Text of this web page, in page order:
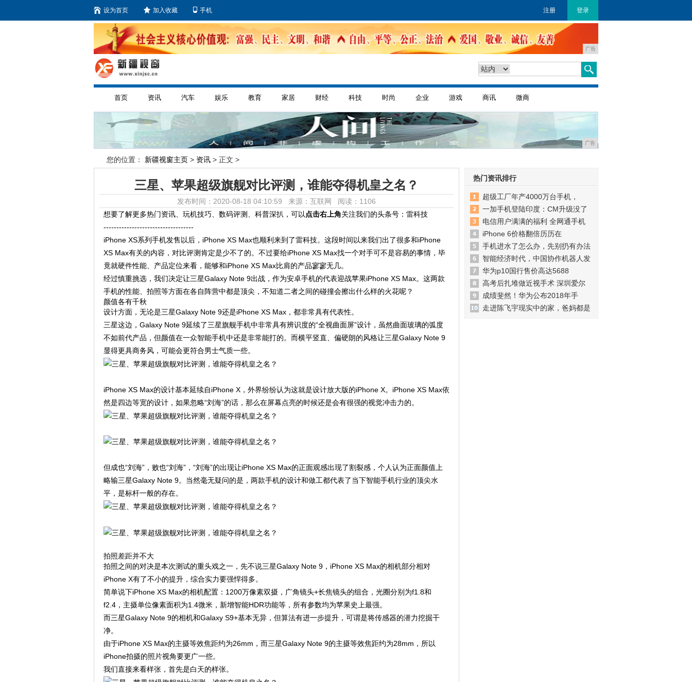
设为首页 加入收藏 手机 注册 登录
广告
首页 资讯 汽车 娱乐 教育 家居 财经 科技 时尚 企业 游戏 商讯 微商
广告
您的位置： 新疆视窗主页 > 资讯 > 正文 >
三星、苹果超级旗舰对比评测，谁能夺得机皇之名？
发布时间：2020-08-18 04:10:59 来源：互联网 阅读：1106
想要了解更多热门资讯、玩机技巧、数码评测、科普深扒，可以 点击右上角关注我们的头条号：雷科技
-----------------------------------
iPhone XS系列手机发售以后，iPhone XS Max也顺利来到了雷科技。这段时间以来我们出了很多和iPhone
XS Max有关的内容，对比评测肯定是少不了的。不过要给iPhone XS Max找一个对手可不是容易的事情，毕
竟就硬件性能、产品定位来看，能够和iPhone XS Max比肩的产品寥寥无几。
经过慎重挑选，我们决定让三星Galaxy Note 9出战，作为安卓手机的代表迎战苹果iPhone XS Max。这两款
手机的性能、拍照等方面在各自阵营中都是顶尖，不知道二者之间的碰撞会擦出什么样的火花呢？
颜值各有千秋
设计方面，无论是三星Galaxy Note 9还是iPhone XS Max，都非常具有代表性。
三星这边，Galaxy Note 9延续了三星旗舰手机中非常具有辨识度的“全视曲面屏”设计，虽然曲面玻璃的弧度
不如前代产品，但颜值在一众智能手机中还是非常能打的。而横平竖直、偏硬朗的风格让三星Galaxy Note 9
显得更具商务风，可能会更符合男士气质一些。
iPhone XS Max的设计基本延续自iPhone X，外界纷纷认为这就是设计放大版的iPhone X。iPhone XS Max依
然是四边等宽的设计，如果忽略“刘海”的话，那么在屏幕点亮的时候还是会有很强的视觉冲击力的。
但成也“刘海”，败也“刘海”，“刘海”的出现让iPhone XS Max的正面观感出现了割裂感，个人认为正面颜值上
略输三星Galaxy Note 9。当然毫无疑问的是，两款手机的设计和做工都代表了当下智能手机行业的顶尖水
平，是标杆一般的存在。
拍照差距并不大
拍照之间的对决是本次测试的重头戏之一，先不说三星Galaxy Note 9，iPhone XS Max的相机部分相对
iPhone X有了不小的提升，综合实力要强悍得多。
简单说下iPhone XS Max的相机配置：1200万像素双摄，广角镜头+长焦镜头的组合，光圈分别为f1.8和
f2.4，主摄单位像素面积为1.4微米，新增智能HDR功能等，所有参数均为苹果史上最强。
而三星Galaxy Note 9的相机和Galaxy S9+基本无异，但算法有进一步提升，可谓是将传感器的潜力挖掘干
净。
由于iPhone XS Max的主摄等效焦距约为26mm，而三星Galaxy Note 9的主摄等效焦距约为28mm，所以
iPhone拍摄的照片视角要更广一些。
我们直接来看样张，首先是白天的样张。
热门资讯排行
超级工厂年产4000万台手机，
一加手机登陆印度：CM升级没了
电信用户满满的福利 全网通手机
iPhone 6价格翻倍历历在
手机进水了怎么办，先别扔有办法
智能经济时代，中国协作机器人发
华为p10国行售价高达5688
高考后扎堆做近视手术 深圳爱尔
成绩斐然！华为公布2018年手
走进陈飞宇现实中的家，爸妈都是